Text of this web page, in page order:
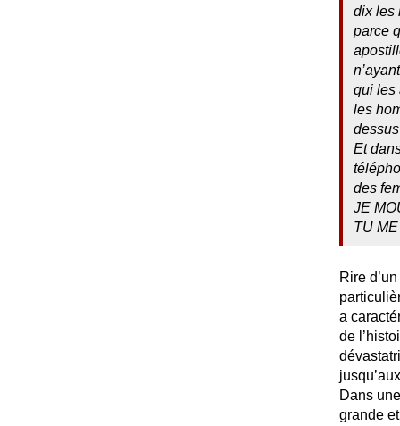
dix les
parce
qui les
les
Et
des
JE
TU ME
Rire
a
de
Dans
grande